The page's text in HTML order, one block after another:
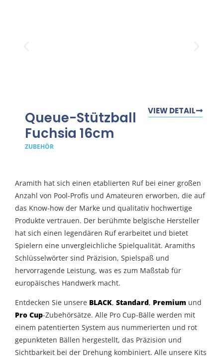
Queue-Stützball
Fuchsia 16cm
ZUBEHÖR
VIEW DETAIL
Aramith hat sich einen etablierten Ruf bei einer großen
Anzahl von Pool-Profis und Amateuren erworben, die auf
das Know-how der Marke und qualitativ hochwertige
Produkte vertrauen. Der berühmte belgische Hersteller
hat sich einen legendären Ruf erarbeitet und bietet
Spielern eine unvergleichliche Spielqualität. Aramiths
Schlüsselwörter sind Präzision, Spielspaß und
hervorragende Leistung, was es zum Maßstab für
europäisches Handwerk macht.
Entdecken Sie unsere BLACK, Standard, Premium und
Pro Cup-Zubehörsätze. Alle Pro Cup-Bälle werden mit
einem patentierten System aus nummerierten und rot
gepunkteten Bällen hergestellt, das Präzision und
Sichtbarkeit bei der Drehung kombiniert. Alle unsere Kits